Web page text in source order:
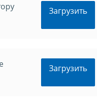
Загрузить
Загрузить